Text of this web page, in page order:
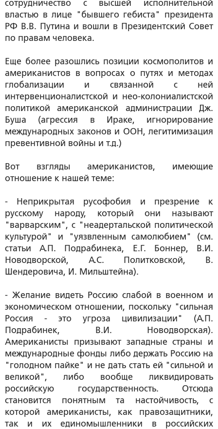
сотрудничество с высшей исполнительной
властью в лице "бывшего гебиста" президента
РФ В.В. Путина и вошли в Президентский Совет
по правам человека.
Еще более разошлись позиции космополитов и
американистов в вопросах о путях и методах
глобализации и связанной с ней
интервенционалистской и нео-колониалистской
политикой американской администрации Дж.
Буша (агрессия в Ираке, игнорирование
международных законов и ООН, легитимизация
превентивной войны и т.д.)
Вот взгляды американистов, имеющие
отношение к нашей теме:
- Неприкрытая русофобия и презрение к
русскому народу, который они называют
"варварским", с "неадертальской политической
культурой" и "уязвленным самолюбием" (см.
статьи А.П. Подрабинека, Е.Г. Боннер, В.И.
Новодворской, А.С. Политковской, В.
Шендеровича, И. Мильштейна).
- Желание видеть Россию слабой в военном и
экономическом отношении, поскольку "сильная
Россия - это угроза цивилизации" (А.П.
Подрабинек, В.И. Новодворская).
Американисты призывают западные страны и
международные фонды либо держать Россию на
"голодном пайке" и не дать стать ей "сильной и
великой", либо вообще ликвидировать
российскую государственность. Отсюда
становится понятным та настойчивость, с
которой американисты, как правозащитники,
так и их единомышленники в российских